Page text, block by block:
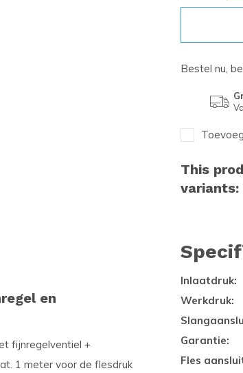
Bestel nu,
This
variants:
en
fijnregelventiel +
1 meter voor de flesdruk
Inlaatdruk:
Werkdruk:
Garantie:
Fles